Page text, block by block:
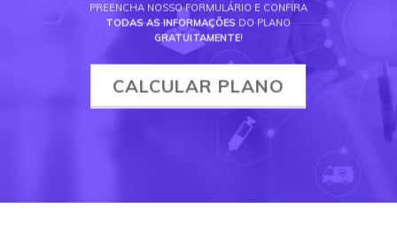
PREENCHA NOSSO FORMULÁRIO E CONFIRA
TODAS AS INFORMAÇÕES DO PLANO
GRATUITAMENTE!
CALCULAR PLANO